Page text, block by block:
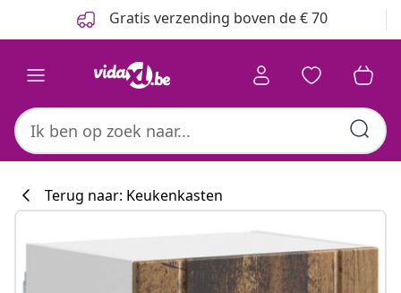
Gratis verzending boven de € 70
Terug naar: Keukenkasten